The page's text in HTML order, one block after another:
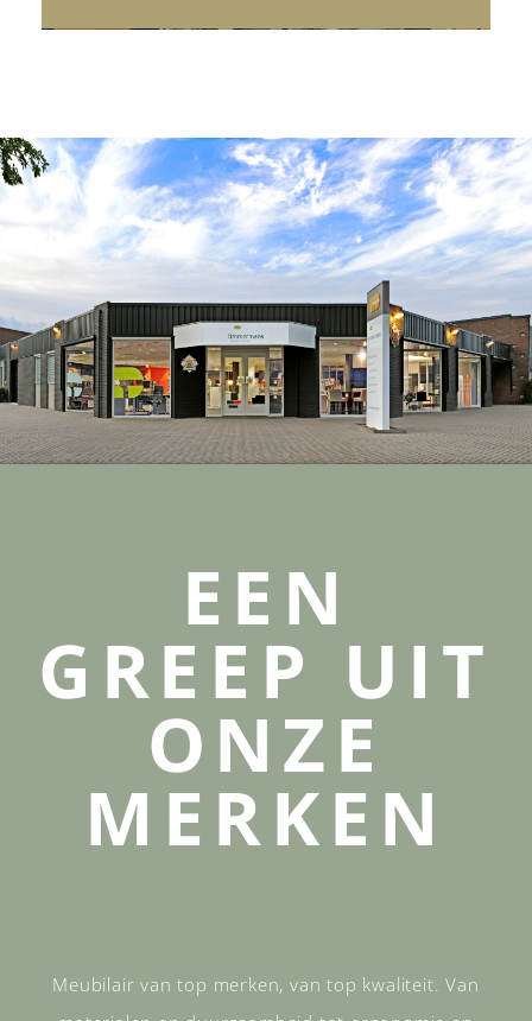
EEN
GREEP UIT
ONZE
MERKEN
Meubilair van top merken, van top kwaliteit. Van